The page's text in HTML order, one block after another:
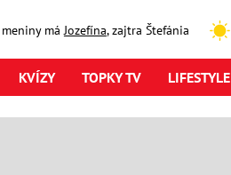
meniny má Jozefína, zajtra Štefánia
KVÍZY TOPKY TV LIFESTYLE